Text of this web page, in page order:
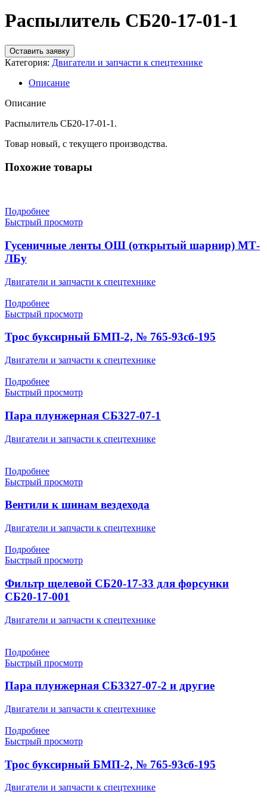
Распылитель СБ20-17-01-1
Оставить заявку
Категория: Двигатели и запчасти к спецтехнике
Описание
Описание
Распылитель СБ20-17-01-1.
Товар новый, с текущего производства.
Похожие товары
Подробнее
Быстрый просмотр
Гусеничные ленты ОШ (открытый шарнир) МТ-
ЛБу
Двигатели и запчасти к спецтехнике
Подробнее
Быстрый просмотр
Трос буксирный БМП-2, № 765-93сб-195
Двигатели и запчасти к спецтехнике
Подробнее
Быстрый просмотр
Пара плунжерная СБ327-07-1
Двигатели и запчасти к спецтехнике
Подробнее
Быстрый просмотр
Вентили к шинам вездехода
Двигатели и запчасти к спецтехнике
Подробнее
Быстрый просмотр
Фильтр щелевой СБ20-17-33 для форсунки
СБ20-17-001
Двигатели и запчасти к спецтехнике
Подробнее
Быстрый просмотр
Пара плунжерная СБ3327-07-2 и другие
Двигатели и запчасти к спецтехнике
Подробнее
Быстрый просмотр
Трос буксирный БМП-2, № 765-93сб-195
Двигатели и запчасти к спецтехнике